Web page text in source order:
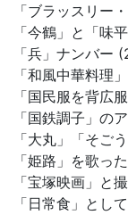
「ブラッスリー
「今鶴」と「味
「兵」ナンバー
「和風中華料理
「国民服を背広
「国鉄調子」の
「大丸」「そご
「姫路」を歌っ
「宝塚映画」と
「日常食」とし